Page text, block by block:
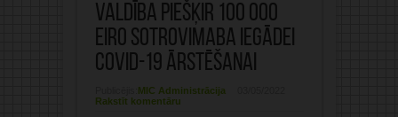
Valdība piešķir 100 000
eiro sotrovimaba iegādei
Covid-19 ārstēšanai
MIC Administrācija
Rakstīt komentāru